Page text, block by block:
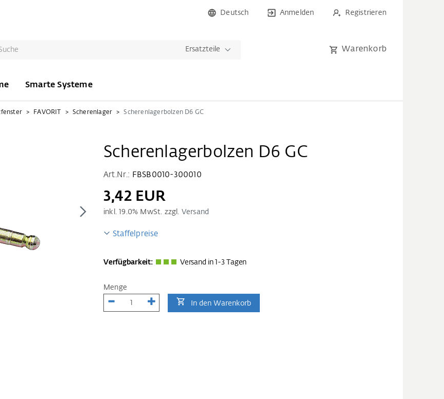
Deutsch Anmelden Registrieren
Ersatzteile Warenkorb
Smarte Systeme
FAVORIT Scherenlager Scherenlagerbolzen D6 GC
Scherenlagerbolzen D6 GC
Art.Nr.: FBSB0010-300010
3,42 EUR
inkl. 19.0% MwSt. zzgl. Versand
Staffelpreise
Verfügbarkeit: Versand in 1-3 Tagen
Menge
In den Warenkorb